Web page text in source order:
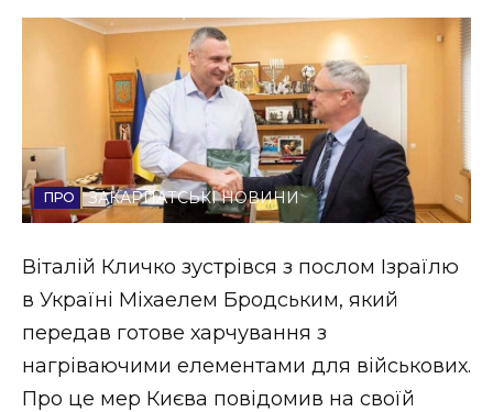
Спорт
Стиль життя
Втрачений Ужгород
Втрачений Ужгород (відеоверсія)
ЗАКАРПАТСЬКІ НОВИНИ
ЗАКАРПАТСЬКІ НОВИНИ
Віталій Кличко зустрівся з послом Ізраїлю
в Україні Міхаелем Бродським, який
передав готове харчування з
нагріваючими елементами для військових.
Про це мер Києва повідомив на своїй